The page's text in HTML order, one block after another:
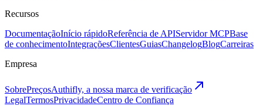
Recursos
DocumentaçãoInício rápidoReferência de APIServidor MCPBase
de conhecimentoIntegraçõesClientesGuiasChangelogBlogCarreiras
Empresa
SobrePreçosAuthifly, a nossa marca de verificação
LegalTermosPrivacidadeCentro de Confiança